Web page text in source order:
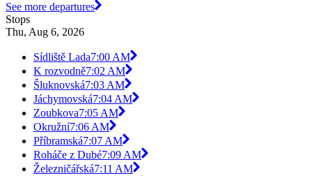
See more departures
Stops
Thu, Aug 6, 2026
Sídliště Lada7:00 AM
K rozvodně7:02 AM
Šluknovská7:03 AM
Jáchymovská7:04 AM
Zoubkova7:05 AM
Okružní7:06 AM
Příbramská7:07 AM
Roháče z Dubé7:09 AM
Železničářská7:11 AM